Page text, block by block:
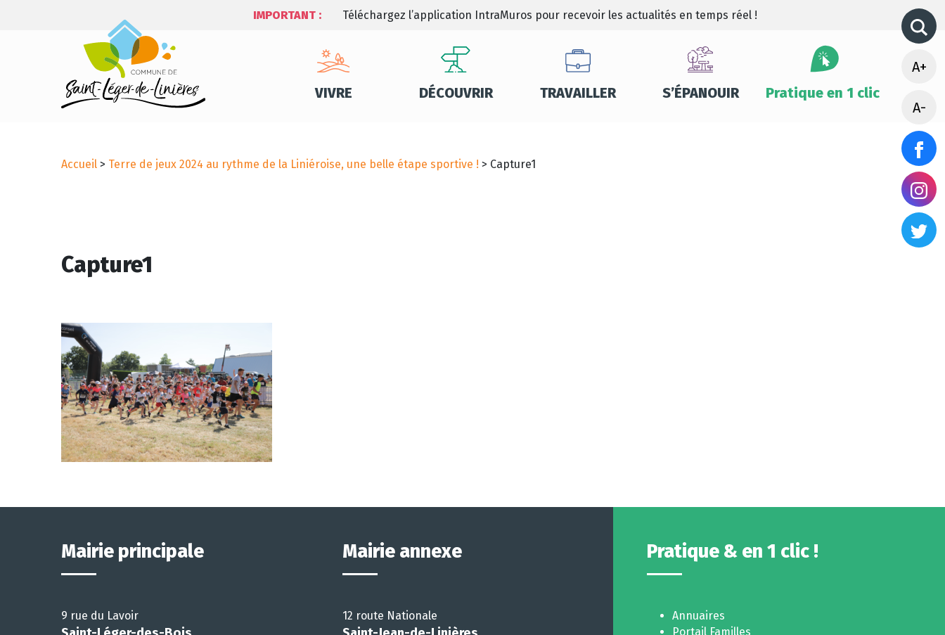
IMPORTANT : Téléchargez l’application IntraMuros pour recevoir les actualités en temps réel !
VIVRE DÉCOUVRIR TRAVAILLER S’ÉPANOUIR Pratique en 1 clic
A+
A-
Accueil > Terre de jeux 2024 au rythme de la Liniéroise, une belle étape sportive ! > Capture1
Capture1
Mairie principale
9 rue du Lavoir
Mairie annexe
12 route Nationale
Pratique & en 1 clic !
Annuaires
Portail Familles